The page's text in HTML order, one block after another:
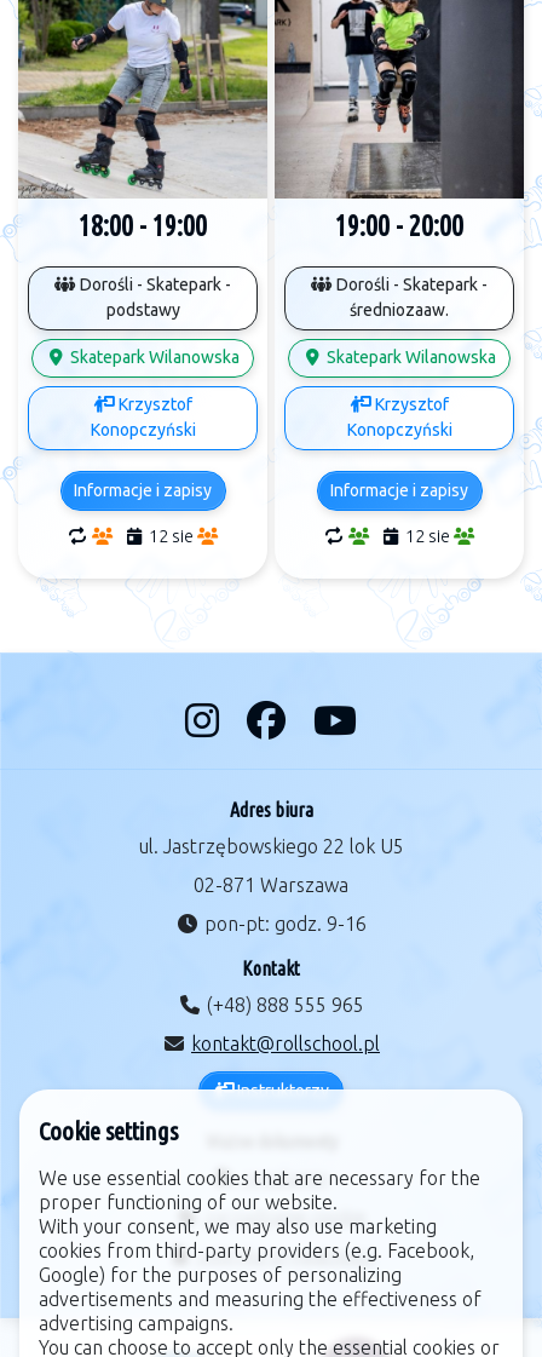
18:00 - 19:00
Dorośli - Skatepark -
podstawy
Skatepark Wilanowska
Krzysztof
Konopczyński
Informacje i zapisy
12 sie
19:00 - 20:00
Dorośli - Skatepark -
średniozaaw.
Skatepark Wilanowska
Krzysztof
Konopczyński
Informacje i zapisy
12 sie
Adres biura
ul. Jastrzębowskiego 22 lok U5
02-871 Warszawa
pon-pt: godz. 9-16
Kontakt
(+48) 888 555 965
kontakt@rollschool.pl
Instruktorzy
regulamin
zarządzanie cookie
polityka prywatności
Cookie settings
We use essential cookies that are necessary for the
proper functioning of our website.
With your consent, we may also use marketing
cookies from third-party providers (e.g. Facebook,
Google) for the purposes of personalizing
advertisements and measuring the effectiveness of
advertising campaigns.
You can choose to accept only the essential cookies or